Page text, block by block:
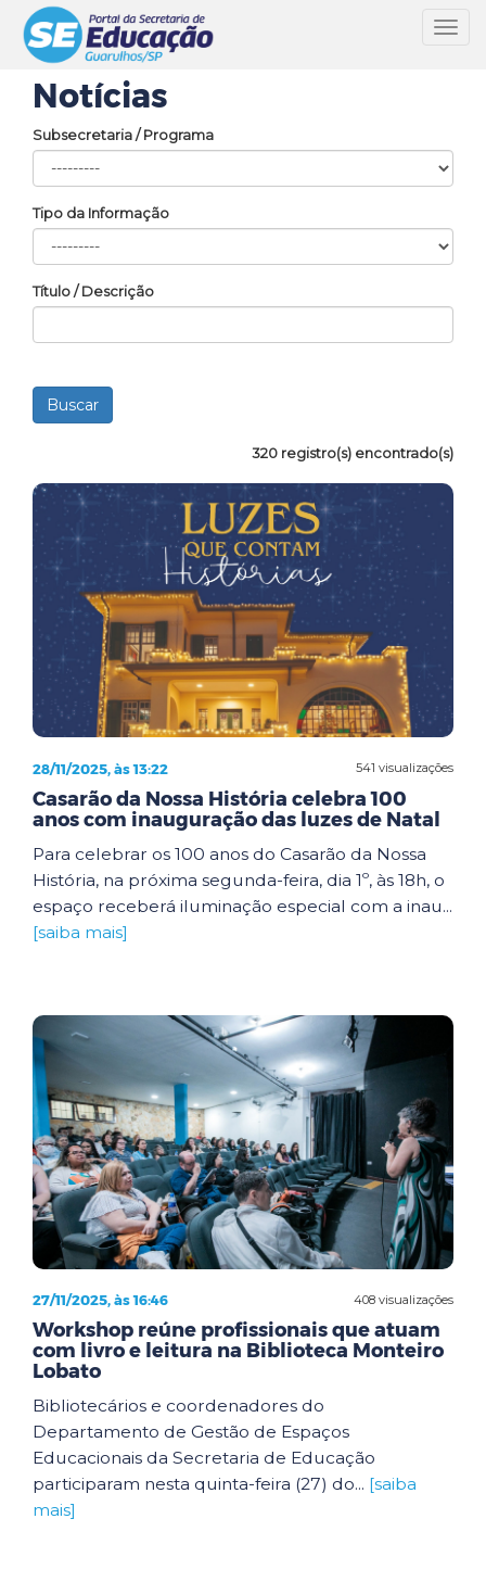
Notícias
Subsecretaria / Programa
Tipo da Informação
Título / Descrição
320 registro(s) encontrado(s)
541 visualizações
28/11/2025, às 13:22
Casarão da Nossa História celebra 100
anos com inauguração das luzes de Natal
Para celebrar os 100 anos do Casarão da Nossa
História, na próxima segunda-feira, dia 1º, às 18h, o
espaço receberá iluminação especial com a inau...
[saiba mais]
408 visualizações
27/11/2025, às 16:46
Workshop reúne profissionais que atuam
com livro e leitura na Biblioteca Monteiro
Lobato
Bibliotecários e coordenadores do
Departamento de Gestão de Espaços
Educacionais da Secretaria de Educação
participaram nesta quinta-feira (27) do... [saiba
mais]